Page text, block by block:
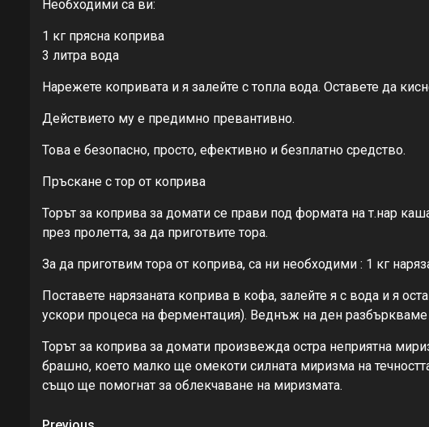
Необходими са ви:
1 кг прясна коприва
3 литра вода
Нарежете копривата и я залейте с топла вода. Оставете да
Действието му е предимно превантивно.
Това е безопасно, просто, ефективно и безплатно средство.
Пръскане с тор от коприва
Торът за коприва за домати се прави под формата на т.нар
през пролетта, за да приготвите тора.
За да приготвим тора от коприва, са ни необходими : 1 кг
Поставете нарязаната коприва в кофа, залейте я с вода и я
ускори процеса на ферментация). Веднъж на ден
Торът за коприва за домати произвежда остра неприятна
брашно, което малко ще омекоти силната миризма на
също ще помогнат за облекчаване на миризмата.